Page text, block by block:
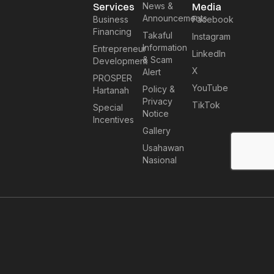
Services
Business
Financing
Entrepreneur
Development
PROSPER
Hartanah
Special
Incentives
News &
Announcements
Takaful
Information
& Scam
Alert
Policy &
Privacy
Notice
Gallery
Usahawan
Nasional
Media
Facebook
Instagram
LinkedIn
X
YouTube
TikTok